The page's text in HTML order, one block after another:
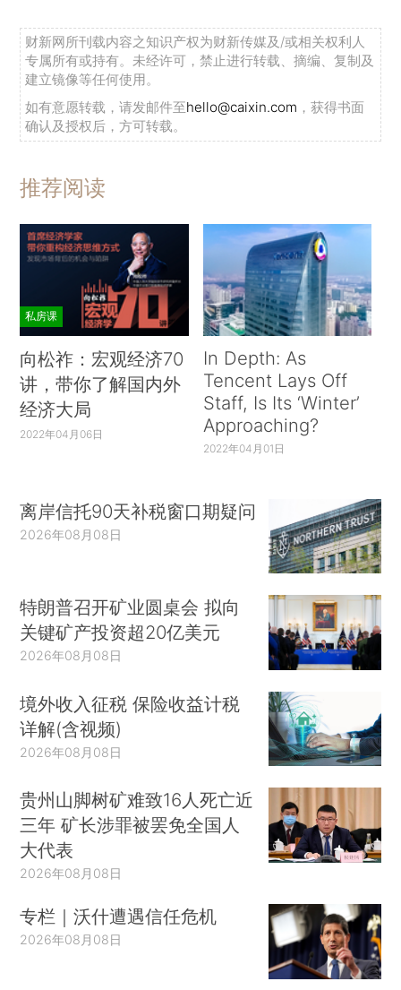
财新网所刊载内容之知识产权为财新传媒及/或相关权利人
专属所有或持有。未经许可，禁止进行转载、摘编、复制及
建立镜像等任何使用。
如有意愿转载，请发邮件至hello@caixin.com ，获得书面
确认及授权后，方可转载。
推荐阅读
私房课
向松祚：宏观经济70
讲，带你了解国内外
经济大局
2022年04月06日
In Depth: As
Tencent Lays Off
Staff, Is Its ‘Winter’
Approaching?
2022年04月01日
离岸信托90天补税窗口期疑问
2026年08月08日
特朗普召开矿业圆桌会 拟向
关键矿产投资超20亿美元
2026年08月08日
境外收入征税 保险收益计税
详解(含视频)
2026年08月08日
贵州山脚树矿难致16人死亡近
三年 矿长涉罪被罢免全国人
大代表
2026年08月08日
专栏｜沃什遭遇信任危机
2026年08月08日